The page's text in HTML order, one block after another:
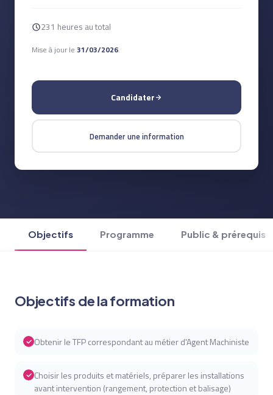
231 heures au total
Mise à jour le 31/03/2026.
Candidater
Demander une information
Objectifs Programme Public & prérequis
Objectifs de la formation
Obtenir le TFP correspondant au métier d'Agent Machiniste
Choisir les produits et matériels, préparer les installations
avant intervention (rangement, protection et balisage)